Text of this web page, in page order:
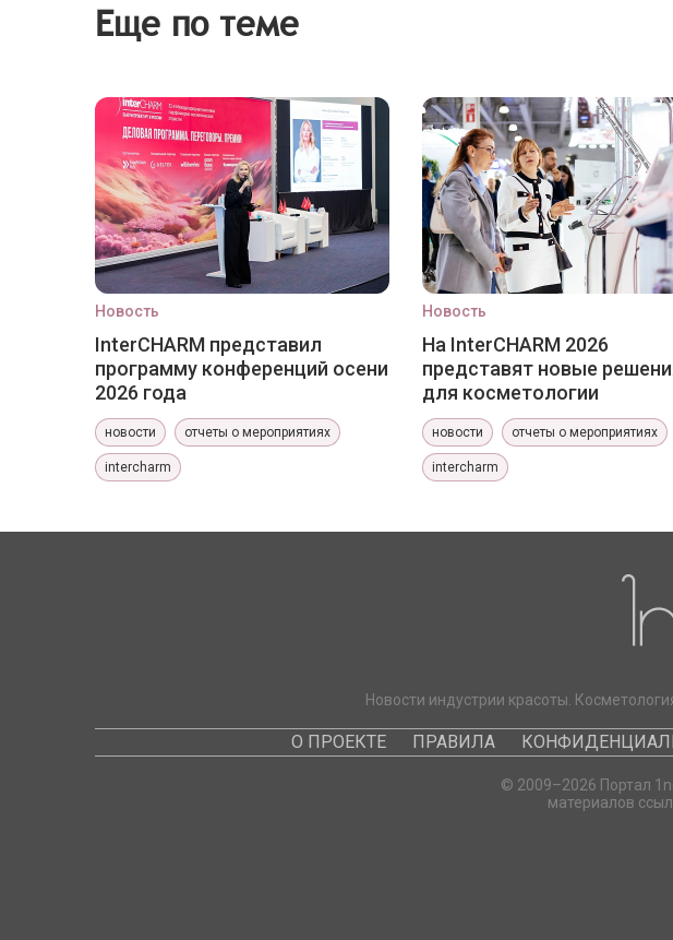
Еще по теме
Новость
InterCHARM представил
программу конференций осени
2026 года
новости отчеты о мероприятиях
intercharm
Новость
На InterCHARM 2026
представят новые
для косметологии
новости отчеты о мероприятиях
intercharm
Новости индустрии красоты.
О ПРОЕКТЕ ПРАВИЛА
© 2009–2026 Портал
материалов